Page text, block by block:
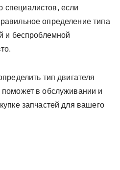
если
определение типа
и беспроблемной
тип двигателя
в обслуживании и
запчастей для вашего